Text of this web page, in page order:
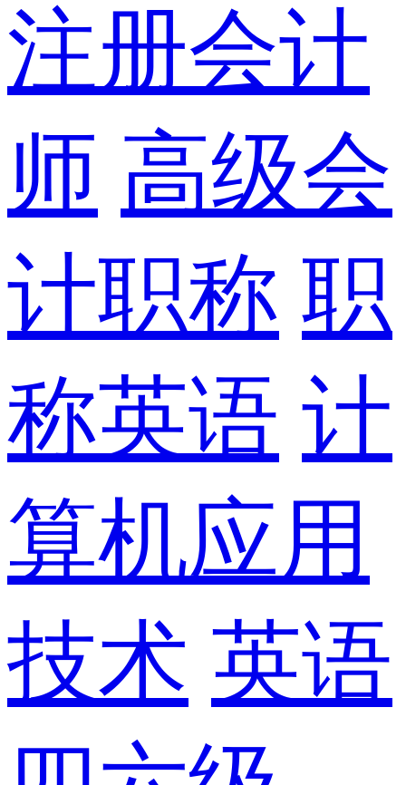
注册会计
师 高级会
计职称 职
称英语 计
算机应用
技术 英语